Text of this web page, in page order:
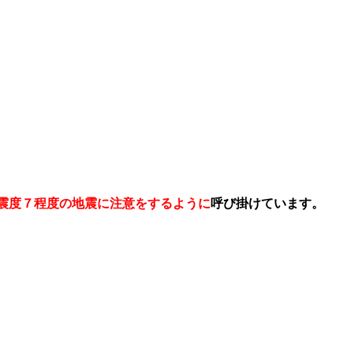
度７程度の地震に注意をするように呼び掛けています。